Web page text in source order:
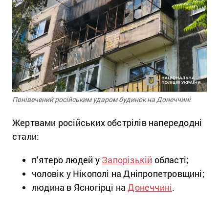
Понівечений російським ударом будинок на Донеччині
Жертвами російських обстрілів напередодні
стали:
п’ятеро людей у Запорізькій області;
чоловік у Нікополі на Дніпропетровщині;
людина в Ясногірці наДонеччині.